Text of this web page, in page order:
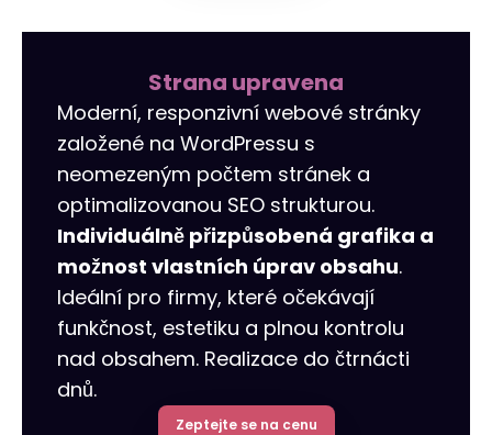
Strana upravena
Moderní, responzivní webové stránky
založené na WordPressu s
neomezeným počtem stránek a
optimalizovanou SEO strukturou.
Individuálně přizpůsobená grafika a
možnost vlastních úprav obsahu.
Ideální pro firmy, které očekávají
funkčnost, estetiku a plnou kontrolu
nad obsahem. Realizace do čtrnácti
dnů.
Zeptejte se na cenu